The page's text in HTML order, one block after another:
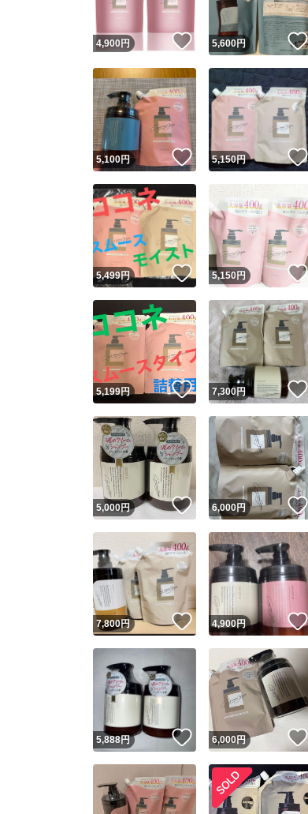
4,900 円 いいね！
5,600円
5,100円 いいね！
5,150円
5,499円 いいね！
5,150円
5,199円 いいね！
7,300円
5,000円 いいね！
6,000円
7,800円 いいね！
4,900円
5,888円 いいね！
6,000円